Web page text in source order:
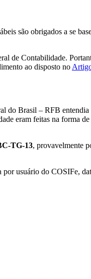
são obrigados a se
de Contabilidade.
ao disposto no
do Brasil – RFB
eram feitas na forma
TG-13, provavelmente
por usuário do COSIFe,